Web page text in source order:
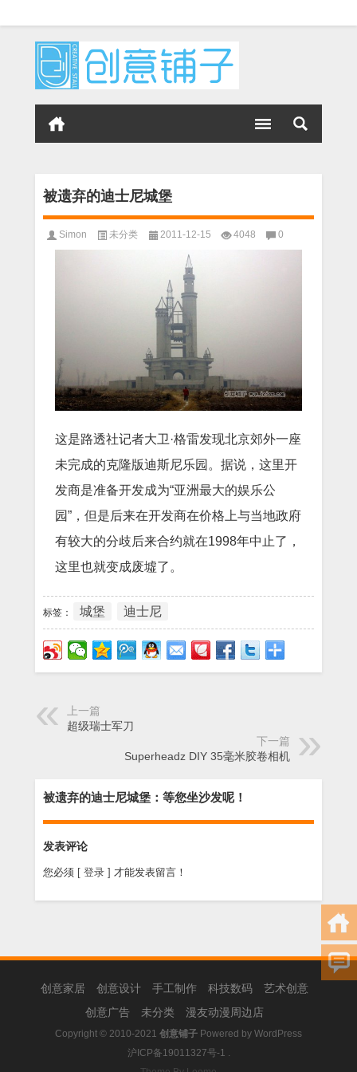
被遗弃的迪士尼城堡
Simon 未分类 2011-12-15 4048 0
这是路透社记者大卫·格雷发现北京郊外一座
未完成的克隆版迪斯尼乐园。据说，这里开
发商是准备开发成为“亚洲最大的娱乐公
园”，但是后来在开发商在价格上与当地政府
有较大的分歧后来合约就在1998年中止了，
这里也就变成废墟了。
标签： 城堡 迪士尼
上一篇
超级瑞士军刀
下一篇
Superheadz DIY 35毫米胶卷相机
被遗弃的迪士尼城堡：等您坐沙发呢！
发表评论
您必须 [ 登录 ] 才能发表留言！
创意家居 创意设计 手工制作 科技数码
艺术创意
创意广告
未分类 漫友动漫周边店
Copyright © 2010-2021 创意铺子 Powered by WordPress
沪ICP备19011327号-1